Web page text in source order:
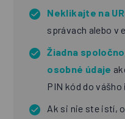
Neklikajte na
správach alebo v
Žiadna
osobné údaje
PIN kód do
Ak si nie ste istí,